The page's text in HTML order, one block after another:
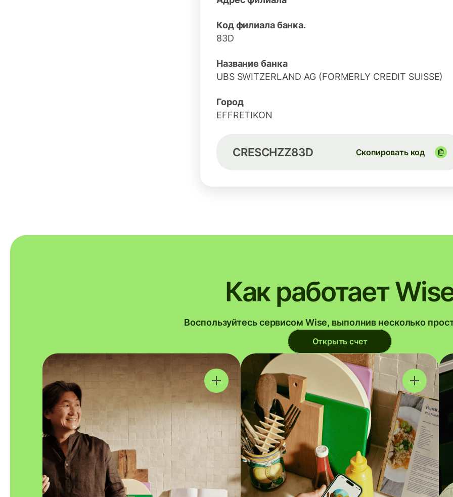
Код филиала банка.
83D
Название банка
UBS SWITZERLAND AG (FORMERLY CREDIT SUISSE)
Город
EFFRETIKON
CRESCHZZ83D Скопировать код
Как работает
Воспользуйтесь сервисом Wise, выполнив несколько
Открыть счет